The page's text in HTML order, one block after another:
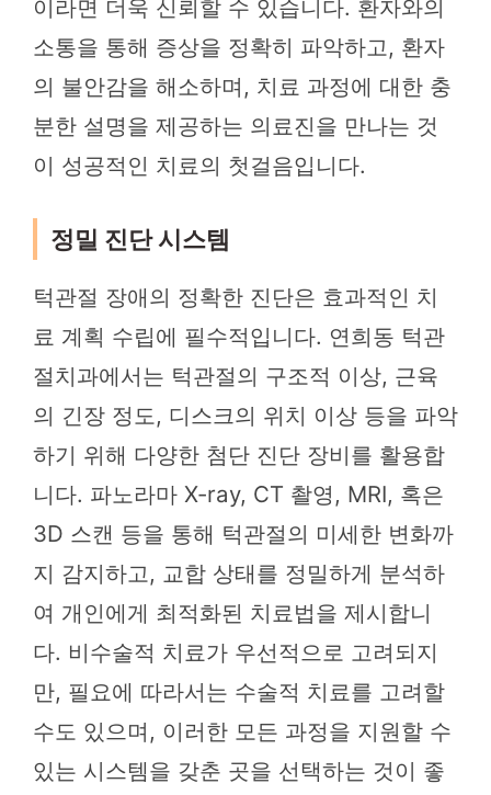
이라면 더욱 신뢰할 수 있습니다. 환자와의
소통을 통해 증상을 정확히 파악하고, 환자
의 불안감을 해소하며, 치료 과정에 대한 충
분한 설명을 제공하는 의료진을 만나는 것
이 성공적인 치료의 첫걸음입니다.
정밀 진단 시스템
턱관절 장애의 정확한 진단은 효과적인 치
료 계획 수립에 필수적입니다. 연희동 턱관
절치과에서는 턱관절의 구조적 이상, 근육
의 긴장 정도, 디스크의 위치 이상 등을 파악
하기 위해 다양한 첨단 진단 장비를 활용합
니다. 파노라마 X-ray, CT 촬영, MRI, 혹은
3D 스캔 등을 통해 턱관절의 미세한 변화까
지 감지하고, 교합 상태를 정밀하게 분석하
여 개인에게 최적화된 치료법을 제시합니
다. 비수술적 치료가 우선적으로 고려되지
만, 필요에 따라서는 수술적 치료를 고려할
수도 있으며, 이러한 모든 과정을 지원할 수
있는 시스템을 갖춘 곳을 선택하는 것이 좋